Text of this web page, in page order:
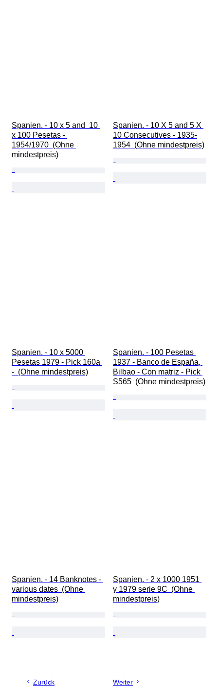
Spanien. - 10 x 5 and  10
x 100 Pesetas -
1954/1970  (Ohne
mindestpreis)
Spanien. - 10 X 5 and 5 X
10 Consecutives - 1935-
1954  (Ohne mindestpreis)
Spanien. - 10 x 5000
Pesetas 1979 - Pick 160a
-  (Ohne mindestpreis)
Spanien. - 100 Pesetas
1937 - Banco de España,
Bilbao - Con matriz - Pick
S565  (Ohne mindestpreis)
Spanien. - 14 Banknotes -
various dates  (Ohne
mindestpreis)
Spanien. - 2 x 1000 1951
y 1979 serie 9C  (Ohne
mindestpreis)
Zurück Weiter